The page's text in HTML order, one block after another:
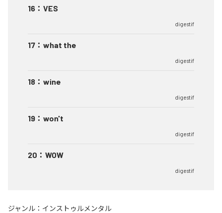
16 ： VES
digestif
17 ： what the
digestif
18 ： wine
digestif
19 ： won't
digestif
20 ： WOW
digestif
ジャンル： インストゥルメンタル